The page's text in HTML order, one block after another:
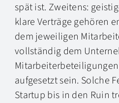
spät ist. Zweitens:
klare Verträge gehören
dem jeweiligen
vollständig dem
aufgesetzt sein. Solche
Startup bis in den Ruin